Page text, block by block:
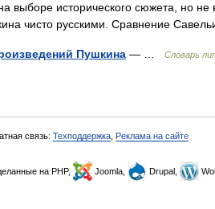
выборе исторического сюжета, но
чисто русскими. Сравнение
Пушкина — … Словарь
связь: Техподдержка Реклама на сайте
на PHP, Joomla, Drupal,